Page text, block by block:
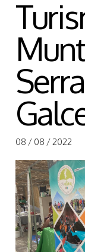
08 / 08 / 2022